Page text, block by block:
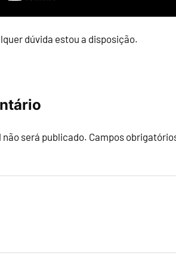
dúvida estou a disposição.
não será publicado. Campos